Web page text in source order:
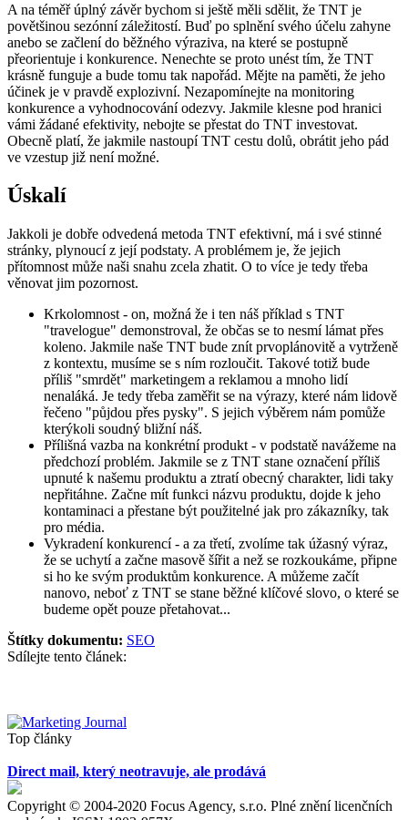
A na téměř úplný závěr bychom si ještě měli sdělit, že TNT je
povětšinou sezónní záležitostí. Buď po splnění svého účelu zahyne
anebo se začlení do běžného výraziva, na které se postupně
přeorientuje i konkurence. Nenechte se proto unést tím, že TNT
krásně funguje a bude tomu tak napořád. Mějte na paměti, že jeho
účinek je v pravdě explozivní. Nezapomínejte na monitoring
konkurence a vyhodnocování odezvy. Jakmile klesne pod hranici
vámi žádané efektivity, nebojte se přestat do TNT investovat.
Obecně platí, že jakmile nastoupí TNT cestu dolů, obrátit jeho pád
ve vzestup již není možné.
Úskalí
Jakkoli je dobře odvedená metoda TNT efektivní, má i své stinné
stránky, plynoucí z její podstaty. A problémem je, že jejich
přítomnost může naši snahu zcela zhatit. O to více je tedy třeba
věnovat jim pozornost.
Krkolomnost - on, možná že i ten náš příklad s TNT
"travelogue" demonstroval, že občas se to nesmí lámat přes
koleno. Jakmile naše TNT bude znít prvoplánovitě a vytrženě
z kontextu, musíme se s ním rozloučit. Takové totiž bude
příliš "smrdět" marketingem a reklamou a mnoho lidí
nenaláká. Je tedy třeba zaměřit se na výrazy, které nám lidově
řečeno "půjdou přes pysky". S jejich výběrem nám pomůže
kterýkoli soudný bližní náš.
Přílišná vazba na konkrétní produkt - v podstatě navážeme na
předchozí problém. Jakmile se z TNT stane označení příliš
upnuté k našemu produktu a ztratí obecný charakter, lidi taky
nepřitáhne. Začne mít funkci názvu produktu, dojde k jeho
kontaminaci a přestane být použitelné jak pro zákazníky, tak
pro média.
Vykradení konkurencí - a za třetí, zvolíme tak úžasný výraz,
že se uchytí a začne masově šířit a než se rozkoukáme, připne
si ho ke svým produktům konkurence. A můžeme začít
nanovo, neboť z TNT se stane běžné klíčové slovo, o které se
budeme opět pouze přetahovat...
Štítky dokumentu: SEO
Sdílejte tento článek:
Top články
Direct mail, který neotravuje, ale prodává
Copyright © 2004-2020 Focus Agency, s.r.o. Plné znění licenčních